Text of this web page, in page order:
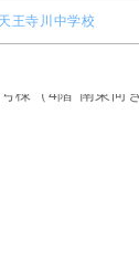
ピッタリ売却ス
天王寺川中学校